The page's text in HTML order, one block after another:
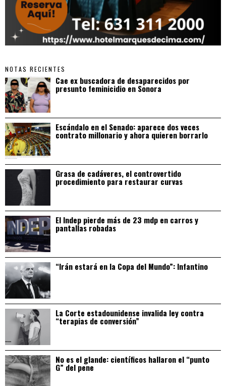
NOTAS RECIENTES
Cae ex buscadora de desaparecidos por
presunto feminicidio en Sonora
Escándalo en el Senado: aparece dos veces
contrato millonario y ahora quieren borrarlo
Grasa de cadáveres, el controvertido
procedimiento para restaurar curvas
El Indep pierde más de 23 mdp en carros y
pantallas robadas
“Irán estará en la Copa del Mundo”: Infantino
La Corte estadounidense invalida ley contra
“terapias de conversión”
No es el glande: científicos hallaron el “punto
G” del pene